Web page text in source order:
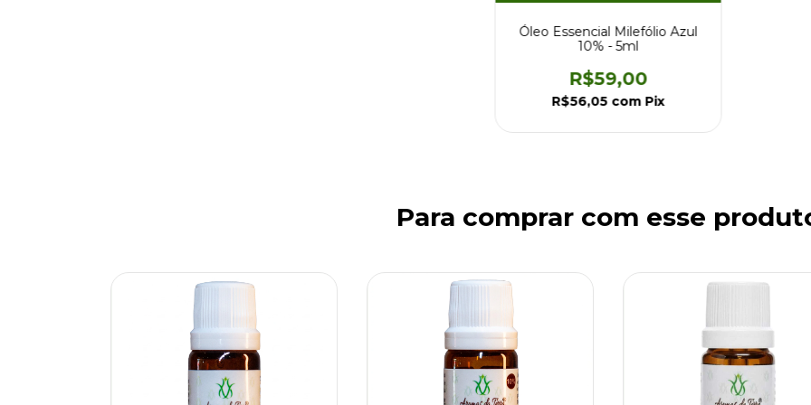
Óleo Essencial Milefólio Azul
10% - 5ml
R$59,00
R$56,05 com Pix
Para comprar com esse